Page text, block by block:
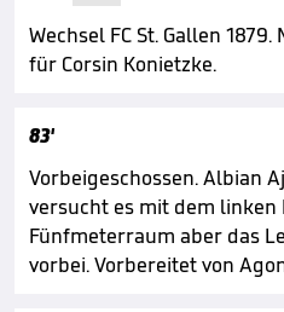
Wechsel FC St. Gallen
für Corsin Konietzke.
83'
Vorbeigeschossen. Albian
versucht es mit dem linken
Fünfmeterraum aber das
vorbei. Vorbereitet von